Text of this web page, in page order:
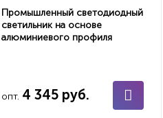
Промышленный светодиодный
светильник на основе
алюминиевого профиля
опт. 4 345 руб.